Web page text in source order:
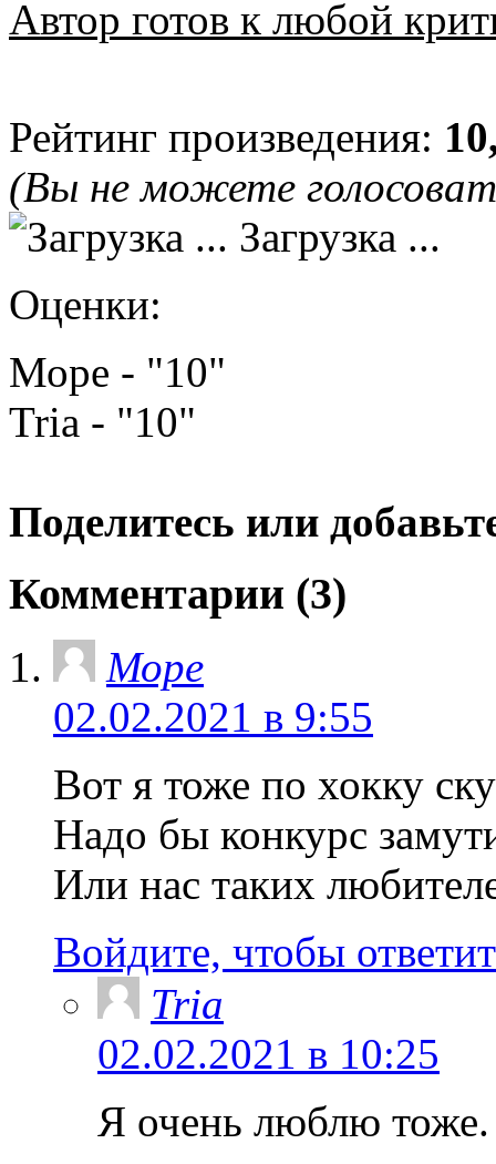
Автор готов к любой
Рейтинг произведения:
(Вы не можете
Загрузка ...
Оценки:
Море - "10"
Tria - "10"
Поделитесь или
Комментарии (3)
Море
02.02.2021 в 9:55
Вот я тоже по хокку
Надо бы конкурс
Или нас таких
Войдите, чтобы
Tria
02.02.2021 в 10:25
Я очень люблю тоже.